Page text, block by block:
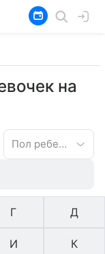
на
Пол ребенка
Г Д
И К